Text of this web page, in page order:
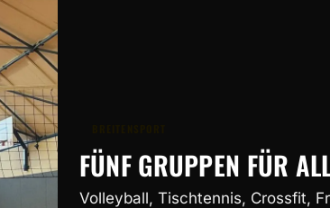
FÜNF GRUPPEN FÜR
Volleyball, Tischtennis, Crossfit,